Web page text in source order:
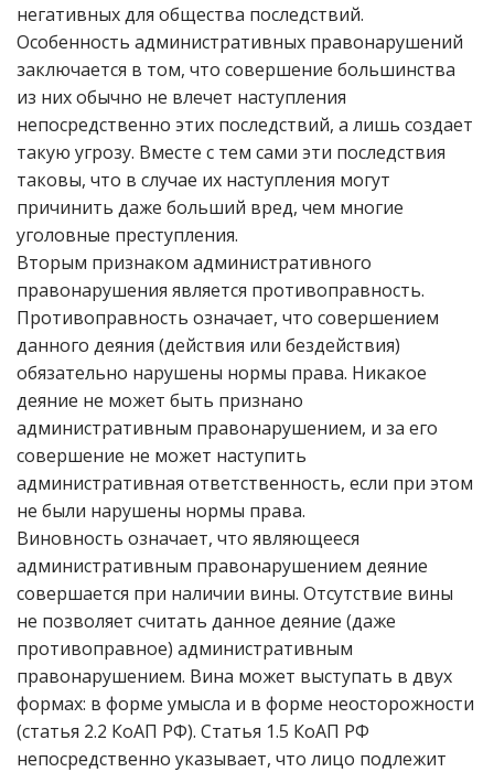
негативных для общества последствий.
Особенность административных правонарушений
заключается в том, что совершение большинства
из них обычно не влечет наступления
непосредственно этих последствий, а лишь создает
такую угрозу. Вместе с тем сами эти последствия
таковы, что в случае их наступления могут
причинить даже больший вред, чем многие
уголовные преступления.
Вторым признаком административного
правонарушения является противоправность.
Противоправность означает, что совершением
данного деяния (действия или бездействия)
обязательно нарушены нормы права. Никакое
деяние не может быть признано
административным правонарушением, и за его
совершение не может наступить
административная ответственность, если при этом
не были нарушены нормы права.
Виновность означает, что являющееся
административным правонарушением деяние
совершается при наличии вины. Отсутствие вины
не позволяет считать данное деяние (даже
противоправное) административным
правонарушением. Вина может выступать в двух
формах: в форме умысла и в форме неосторожности
(статья 2.2 КоАП РФ). Статья 1.5 КоАП РФ
непосредственно указывает, что лицо подлежит